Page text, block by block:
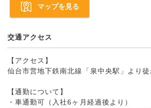
マップを見る
交通アクセス
【アクセス】
仙台市営地下鉄南北線「泉中央駅」より
【通勤について】
・車通勤可（入社6ヶ月経過後より）